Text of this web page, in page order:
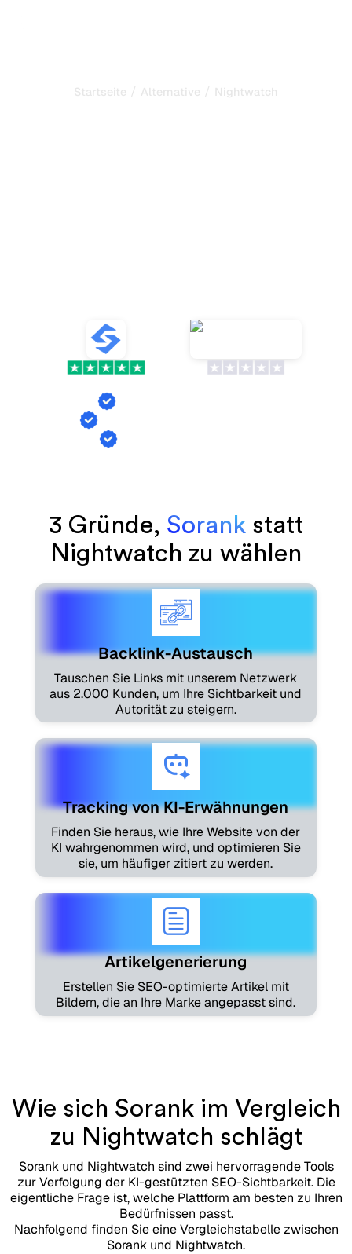
Startseite / Alternative / Nightwatch
Backlink-Austausch
3 Gründe, Sorank statt
Nightwatch zu wählen
Backlink-Austausch
Tauschen Sie Links mit unserem Netzwerk
aus 2.000 Kunden, um Ihre Sichtbarkeit und
Autorität zu steigern.
Tracking von KI-Erwähnungen
Finden Sie heraus, wie Ihre Website von der
KI wahrgenommen wird, und optimieren Sie
sie, um häufiger zitiert zu werden.
Artikelgenerierung
Erstellen Sie SEO-optimierte Artikel mit
Bildern, die an Ihre Marke angepasst sind.
Wie sich Sorank im Vergleich
zu Nightwatch schlägt
Sorank und Nightwatch sind zwei hervorragende Tools
zur Verfolgung der KI-gestützten SEO-Sichtbarkeit. Die
eigentliche Frage ist, welche Plattform am besten zu Ihren
Bedürfnissen passt.
Nachfolgend finden Sie eine Vergleichstabelle zwischen
Sorank und Nightwatch.